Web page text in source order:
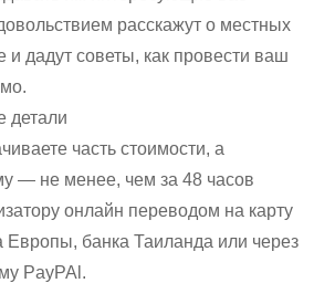
расскажут о местных
и дадут советы, как провести ваш
детали
часть стоимости, а
— не менее, чем за 48 часов
онлайн переводом на карту
Европы, банка Таиланда или через
PayPAl.